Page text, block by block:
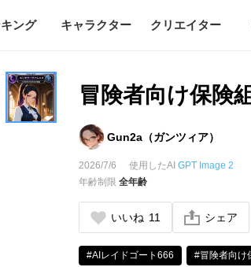
ング キャラクター クリエイター
冒険者向け保険
Gun2a（ガンツィア）
2026/7/6 使用したAIGPT Image 2
年齢制限全年齢
いいね 11 シェア
#AIレイドゴート666 #冒険者向け